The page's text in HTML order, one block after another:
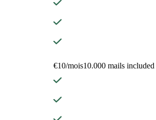
€10/mois10.000 mails included